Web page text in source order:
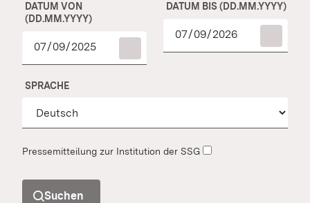
DATUM VON
(DD.MM.YYYY)
DATUM BIS (DD.MM.YYYY)
SPRACHE
Pressemitteilung zur Institution der SSG
Suchen